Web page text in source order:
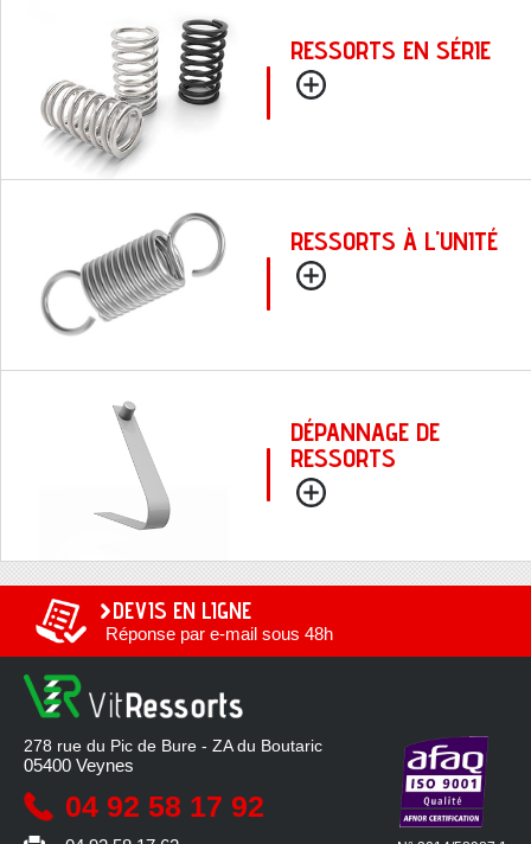
RESSORTS EN SÉRIE
RESSORTS À L'UNITÉ
DÉPANNAGE DE
RESSORTS
DEVIS EN LIGNE
Réponse par e-mail sous 48h
278 rue du Pic de Bure - ZA du Boutaric
05400 Veynes
04 92 58 17 92